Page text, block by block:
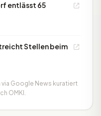
entlässt 65
Stellen beim
Google News kuratiert
OMKI.